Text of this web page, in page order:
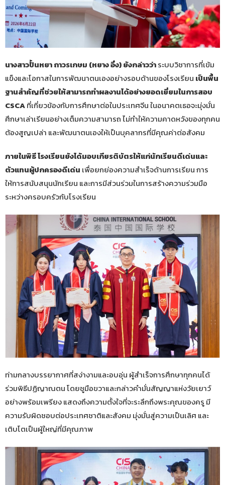
นางสาวปั้นหยา ถาวรเกษม (หยาง อิ๋ง) ยังกล่าวว่าระบบวิชาการที่เข้ม
แข็งและโอกาสในการพัฒนาตนเองอย่างรอบด้านของโรงเรียน เป็นพื้น
ฐานสำคัญที่ช่วยให้สามารถทำผลงานได้อย่างยอดเยี่ยมในการสอบ
CSCAที่เกี่ยวข้องกับการศึกษาต่อในประเทศจีน ในอนาคตเธอจะมุ่งมั่น
ศึกษาเล่าเรียนอย่างเต็มความสามารถ ไม่ทำให้ความคาดหวังของทุกคน
ต้องสูญเปล่า และพัฒนาตนเองให้เป็นบุคลากรที่มีคุณค่าต่อสังคม
ภายในพิธี โรงเรียนยังได้มอบเกียรติบัตรให้แก่นักเรียนดีเด่นและ
ตัวแทนผู้ปกครองดีเด่น เพื่อยกย่องความสำเร็จด้านการเรียน การ
ให้การสนับสนุนนักเรียน และการมีส่วนร่วมในการสร้างความร่วมมือ
ระหว่างครอบครัวกับโรงเรียน
ท่ามกลางบรรยากาศที่สง่างามและอบอุ่น ผู้สำเร็จการศึกษาทุกคนได้
ร่วมพิธีปฏิญาณตน โดยชูมือขวาและกล่าวคำมั่นสัญญาแห่งวัยเยาว์
อย่างพร้อมเพรียง แสดงถึงความตั้งใจที่จะระลึกถึงพระคุณของครู มี
ความรับผิดชอบต่อประเทศชาติและสังคม มุ่งมั่นสู่ความเป็นเลิศ และ
เติบโตเป็นผู้ใหญ่ที่มีคุณภาพ